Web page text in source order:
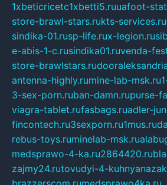
1xbeticricetc1xbetti5.ruuafoot-
store-brawl-stars.rukts-services.ru
sindika-01.rusp-life.rux-legion.ru
e-abis-1-c.rusindika01.ruvenda-
store-brawlstars.ru
antenna-highly.rumine-lab-msk.ru
3-sex-porn.ruban-damn.rupurse-
viagra-tablet.rufasbags.ruadler-
fincontech.ru3sexporn.ru1mus.ru
rebus-toys.ruminelab-msk.ru
medsprawo-4-ka.ru2864420.ru
zajmy24.rutovudyi-4-